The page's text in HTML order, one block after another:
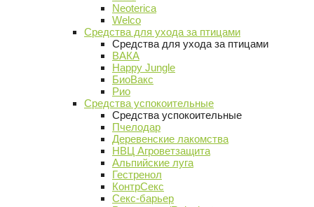
Neoterica
Welco
Средства для ухода за птицами
Средства для ухода за птицами
ВАКА
Happy Jungle
БиоВакс
Рио
Средства успокоительные
Средства успокоительные
Пчелодар
Деревенские лакомства
НВЦ Агроветзащита
Альпийские луга
Гестренол
КонтрСекс
Секс-барьер